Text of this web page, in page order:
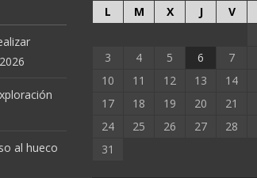
al hueco
L
M X J V
3
4 5 6 7
10
11 12 13 14
17
18 19 20 21
24
25 26 27 28
31